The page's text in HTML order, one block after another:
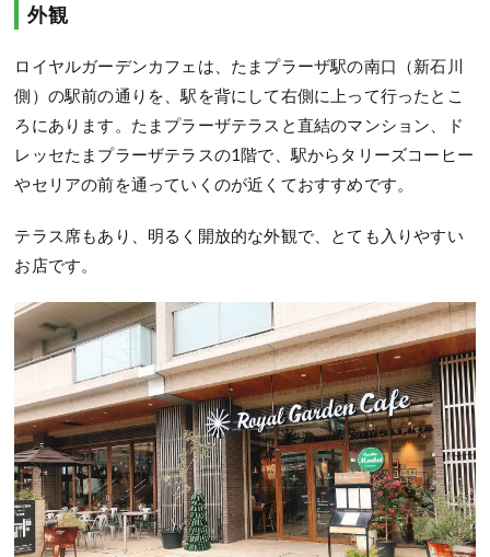
外観
ロイヤルガーデンカフェは、たまプラーザ駅の南口（新石川
側）の駅前の通りを、駅を背にして右側に上って行ったとこ
ろにあります。たまプラーザテラスと直結のマンション、ド
レッセたまプラーザテラスの1階で、駅からタリーズコーヒー
やセリアの前を通っていくのが近くておすすめです。
テラス席もあり、明るく開放的な外観で、とても入りやすい
お店です。